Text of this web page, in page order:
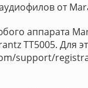
от
аппарата
TT5005. Для
support/